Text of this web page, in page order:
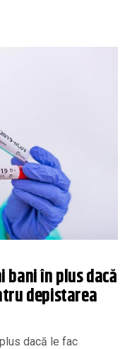
în plus dacă
depistarea
dacă le fac